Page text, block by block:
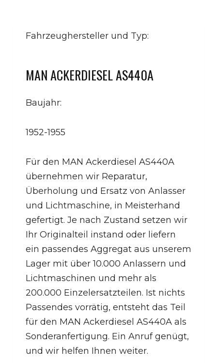
Fahrzeughersteller und Typ:
MAN ACKERDIESEL AS440A
Baujahr:
1952-1955
Für den MAN Ackerdiesel AS440A
übernehmen wir Reparatur,
Überholung und Ersatz von Anlasser
und Lichtmaschine, in Meisterhand
gefertigt. Je nach Zustand setzen wir
Ihr Originalteil instand oder liefern
ein passendes Aggregat aus unserem
Lager mit über 10.000 Anlassern und
Lichtmaschinen und mehr als
200.000 Einzelersatzteilen. Ist nichts
Passendes vorrätig, entsteht das Teil
für den MAN Ackerdiesel AS440A als
Sonderanfertigung. Ein Anruf genügt,
und wir helfen Ihnen weiter.